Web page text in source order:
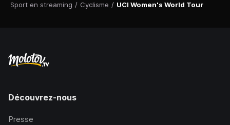
Sport en streaming / Cyclisme / UCI Women's World Tour
Découvrez-nous
Presse